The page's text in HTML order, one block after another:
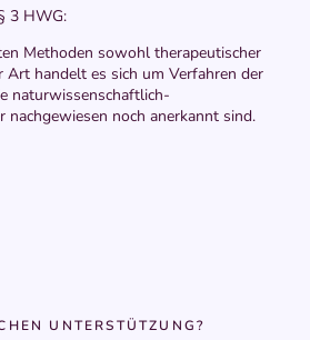
3 HWG:
Methoden sowohl therapeutischer
Art handelt es sich um Verfahren der
naturwissenschaftlich-
nachgewiesen noch anerkannt sind.
UNTERSTÜTZUNG?